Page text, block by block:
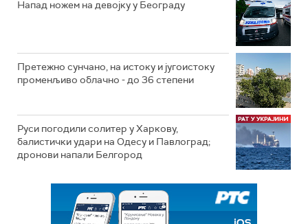
Напад ножем на девојку у Београду
Претежно сунчано, на истоку и југоистоку
променљиво облачно - до 36 степени
Руси погодили солитер у Харкову,
балистички удари на Одесу и Павлоград;
дронови напали Белгород